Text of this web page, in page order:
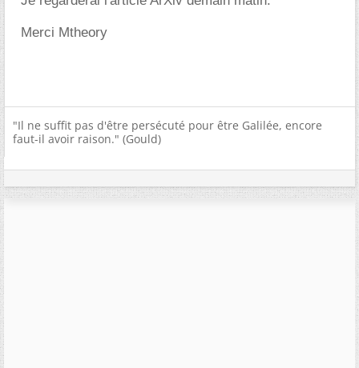
Merci Mtheory
"Il ne suffit pas d'être persécuté pour être Galilée, encore
faut-il avoir raison." (Gould)